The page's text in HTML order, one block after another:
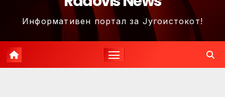
Информативен портал за Југоистокот!